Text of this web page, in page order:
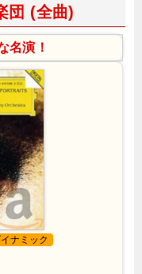
団 (全曲)
名演！
ナミック